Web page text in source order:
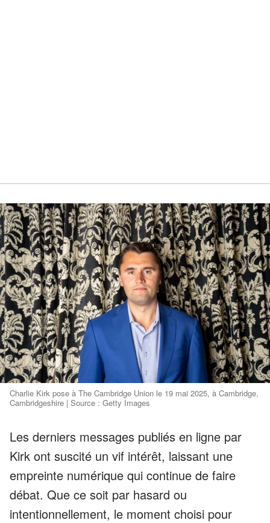
Charlie Kirk pose à The Cambridge Union le 19 mai 2025, à Cambridge,
Cambridgeshire | Source : Getty Images
Les derniers messages publiés en ligne par
Kirk ont suscité un vif intérêt, laissant une
empreinte numérique qui continue de faire
débat. Que ce soit par hasard ou
intentionnellement, le moment choisi pour